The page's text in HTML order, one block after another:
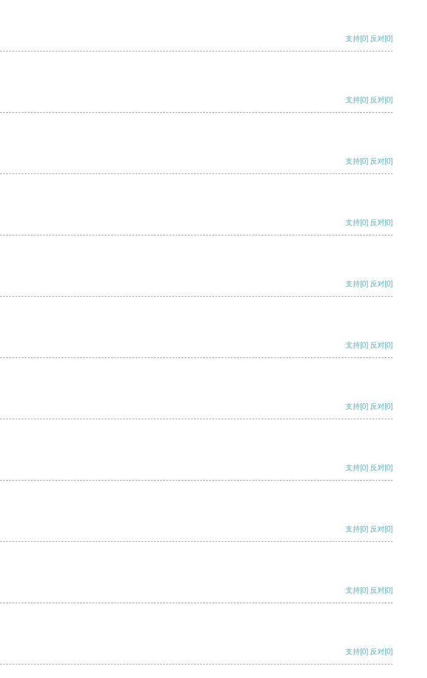
支持[0] 反对[0]
支持[0] 反对[0]
支持[0] 反对[0]
支持[0] 反对[0]
支持[0] 反对[0]
支持[0] 反对[0]
支持[0] 反对[0]
支持[0] 反对[0]
支持[0] 反对[0]
支持[0] 反对[0]
支持[0] 反对[0]